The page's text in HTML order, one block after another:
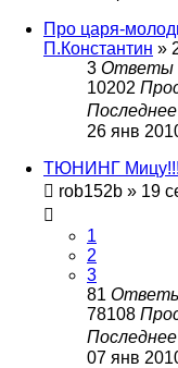
Про царя-
П.Константин »
3 Ответы
10202
26 янв
ТЮНИНГ
rob152b » 19
1
2
3
81
78108
07 янв